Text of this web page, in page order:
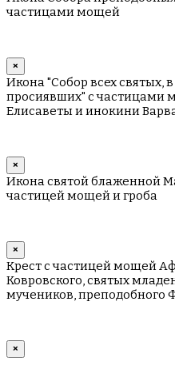
частицами мощей
×
Икона "Собор всех святых,
просиявших" с частицами
Елисаветы и инокини
×
Икона святой блаженной
частицей мощей и гроба
×
Крест с частицей мощей
Ковровского, святых
мучеников, преподобного
×